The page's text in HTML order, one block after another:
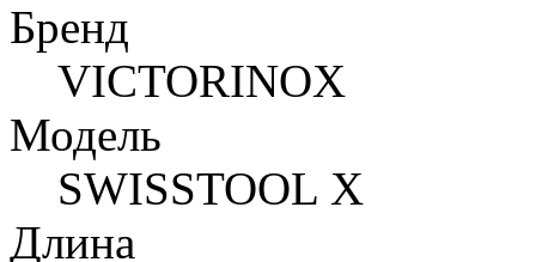
Бренд
VICTORINOX
Модель
SWISSTOOL X
Длина